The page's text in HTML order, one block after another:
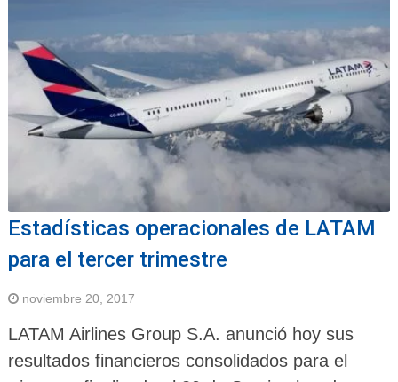
Estadísticas operacionales de LATAM
para el tercer trimestre
noviembre 20, 2017
LATAM Airlines Group S.A. anunció hoy sus
resultados financieros consolidados para el